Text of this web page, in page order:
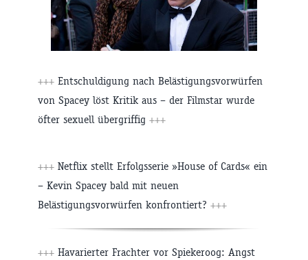
+++ Entschuldigung nach Belästigungsvorwürfen
von Spacey löst Kritik aus – der Filmstar wurde
öfter sexuell übergriffig +++
+++ Netflix stellt Erfolgsserie »House of Cards« ein
– Kevin Spacey bald mit neuen
Belästigungsvorwürfen konfrontiert? +++
+++ Havarierter Frachter vor Spiekeroog: Angst